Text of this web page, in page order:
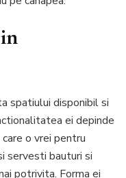
spatiului disponibil si
ei depinde
o vrei pentru
servesti bauturi si
potrivita. Forma ei